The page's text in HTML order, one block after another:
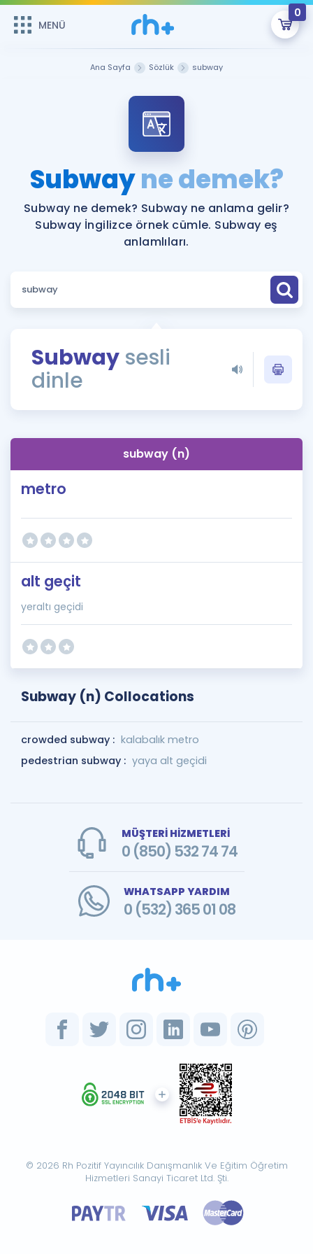
MENÜ
0
Şifremi Hatırlamıyorum
ÜYE DEĞİLİM
Sepetin Şu An Boş.
Remzi Hoca ile seni sınava hazırlayacak onlarca eğitim seni
bekliyor!
MENÜ
Katılımcı Görüşleri
Faydalı Araçlar
Sözlük
Rehberlik Aracı
ÖSYM Sınav Takvimi
İngilizce Gramer
Hakkımızda
Ana Sayfa Sözlük subway
Subwayne demek?
Subway ne demek? Subway ne anlama gelir?
Subway İngilizce örnek cümle. Subway eş
anlamlıları.
Subway sesli
dinle
subway (n)
metro
alt geçit
yeraltı geçidi
Subway (n) Collocations
crowded subway : kalabalık metro
pedestrian subway : yaya alt geçidi
MÜŞTERİ HİZMETLERİ
0 (850) 532 74 74
WHATSAPP YARDIM
0 (532) 365 01 08
© 2026 Rh Pozitif Yayıncılık Danışmanlık Ve Eğitim Öğretim
Hizmetleri Sanayi Ticaret Ltd. Şti.